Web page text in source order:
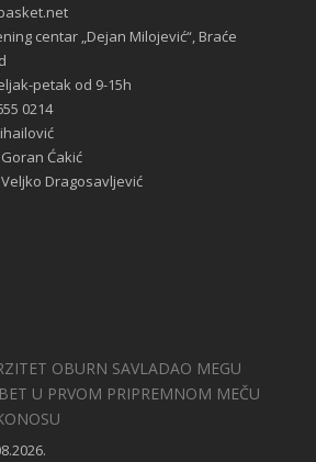
centar „Dejan Milojević“, Braće
petak od 9-15h
0214
Ćakić
Dragosavljević
OBURN SAVLADAO MEGU
U PRVOM PRIPREMNOM MEČU